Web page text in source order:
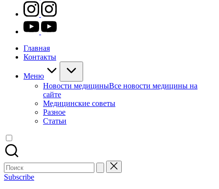
instagram.com
youtube.com
Главная
Контакты
Меню
Новости медициныВсе новости медицины на
сайте
Медицинские советы
Разное
Статьи
Поиск
для:
Subscribe